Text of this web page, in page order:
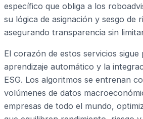
específico que obliga a los
su lógica de asignación y sesgo de
asegurando transparencia sin
El corazón de estos servicios
aprendizaje automático y la
ESG. Los algoritmos se entrenan
volúmenes de datos
empresas de todo el mundo,